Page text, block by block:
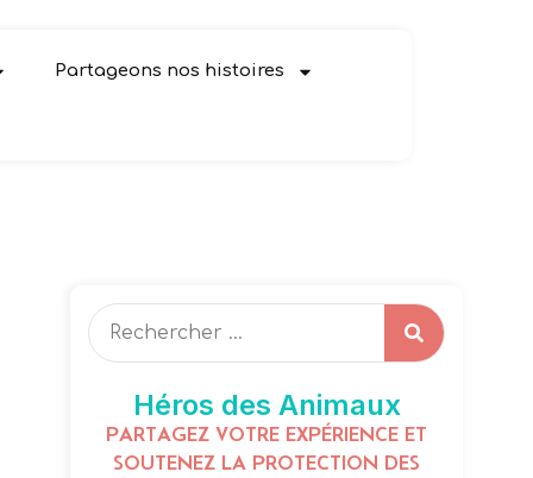
Partageons nos histoires
Héros des Animaux
PARTAGEZ VOTRE EXPÉRIENCE ET
SOUTENEZ LA PROTECTION DES